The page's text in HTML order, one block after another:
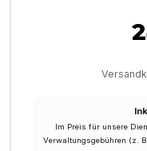
Im Preis für unsere
Verwaltungsgebühren (z.